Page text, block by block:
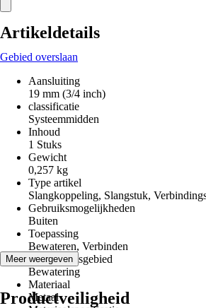
Artikeldetails
Gebied overslaan
Aansluiting
19 mm (3/4 inch)
classificatie
Systeemmidden
Inhoud
1 Stuks
Gewicht
0,257 kg
Type artikel
Slangkoppeling, Slangstuk,
Gebruiksmogelijkheden
Buiten
Toepassing
Bewateren, Verbinden
Toepassingsgebied
Bewatering
Materiaal
Metaal
Meer weergeven
Productveiligheid